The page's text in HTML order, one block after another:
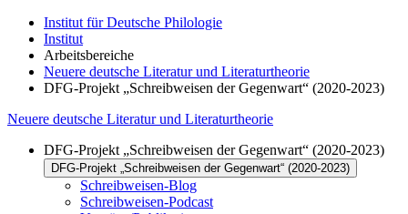
Institut für Deutsche Philologie
Institut
Arbeitsbereiche
Neuere deutsche Literatur und Literaturtheorie
DFG-Projekt „Schreibweisen der Gegenwart“ (2020-2023)
Neuere deutsche Literatur und Literaturtheorie
DFG-Projekt „Schreibweisen der Gegenwart“ (2020-2023)
DFG-Projekt „Schreibweisen der Gegenwart“ (2020-2023)
Schreibweisen-Blog
Schreibweisen-Podcast